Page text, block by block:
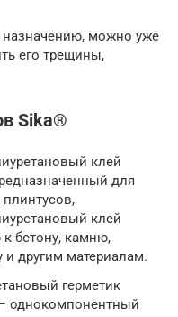
назначению, можно уже
его трещины,
Sika®
клей
для
клей
бетону, камню,
и другим материалам.
герметик
однокомпонентный